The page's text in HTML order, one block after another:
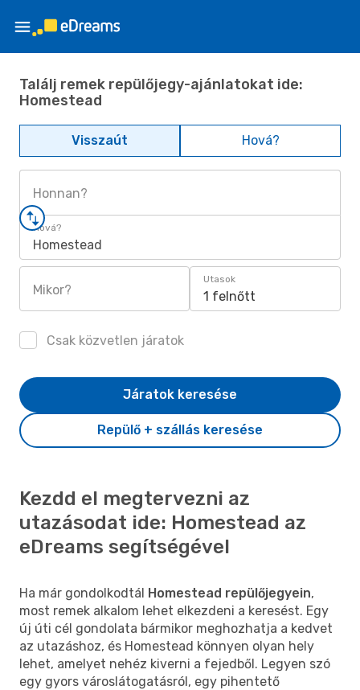
Találj remek repülőjegy-ajánlatokat ide:
Homestead
Visszaút Hová?
Honnan?
Hová?
Homestead
Mikor?
Utasok
1 felnőtt
Csak közvetlen járatok
Repülő + szállás keresése
Járatok keresése
Kezdd el megtervezni az
utazásodat ide: Homestead az
eDreams segítségével
Ha már gondolkodtál Homestead repülőjegyein,
most remek alkalom lehet elkezdeni a keresést. Egy
új úti cél gondolata bármikor meghozhatja a kedvet
az utazáshoz, és Homestead könnyen olyan hely
lehet, amelyet nehéz kiverni a fejedből. Legyen szó
egy gyors városlátogatásról, egy pihentető